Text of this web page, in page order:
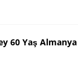
60 Yaş